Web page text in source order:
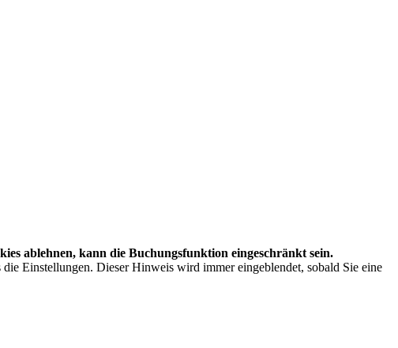
ablehnen, kann die Buchungsfunktion eingeschränkt sein.
Einstellungen. Dieser Hinweis wird immer eingeblendet, sobald Sie eine